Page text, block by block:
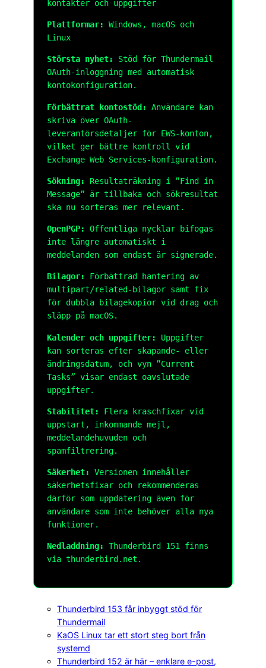
kontakter och uppgifter
Plattformar:
Windows, macOS och
Linux
Största nyhet:
Stöd för Thundermail
OAuth-inloggning med automatisk
kontokonfiguration.
Förbättrat kontostöd:
Användare kan
skriva över OAuth-
leverantörsdetaljer för EWS-konton,
vilket ger bättre kontroll vid
Exchange Web Services-konfiguration.
Sökning:
Resultaträkning i ”Find in
Message” är tillbaka och sökresultat
ska nu sorteras mer relevant.
OpenPGP:
Offentliga nycklar bifogas
inte längre automatiskt i
meddelanden som endast är signerade.
Bilagor:
Förbättrad hantering av
multipart/related-bilagor samt fix
för dubbla bilagekopior vid drag och
släpp på macOS.
Kalender och uppgifter:
Uppgifter
kan sorteras efter skapande- eller
ändringsdatum, och vyn ”Current
Tasks” visar endast oavslutade
uppgifter.
Stabilitet:
Flera kraschfixar vid
uppstart, inkommande mejl,
meddelandehuvuden och
spamfiltrering.
Säkerhet:
Versionen innehåller
säkerhetsfixar och rekommenderas
därför som uppdatering även för
användare som inte behöver alla nya
funktioner.
Nedladdning:
Thunderbird 151 finns
via thunderbird.net.
Thunderbird 153 får inbyggt stöd för
Thundermail
KaOS Linux tar ett stort steg bort från
systemd
Thunderbird 152 är här – enklare e-post,